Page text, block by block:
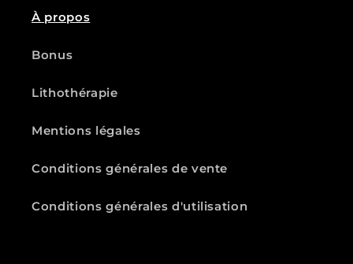
À propos
Bonus
Lithothérapie
Mentions légales
Conditions générales de vente
Conditions générales d'utilisation